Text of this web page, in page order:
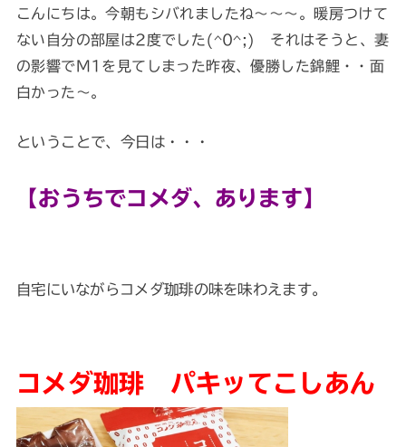
こんにちは。今朝もシバれましたね～～～。暖房つけて
ない自分の部屋は2度でした(^0^;) それはそうと、妻
の影響でM1を見てしまった昨夜、優勝した錦鯉・・面
白かった～。
ということで、今日は・・・
【おうちでコメダ、あります】
自宅にいながらコメダ珈琲の味を味わえます。
コメダ珈琲 パキッてこしあん